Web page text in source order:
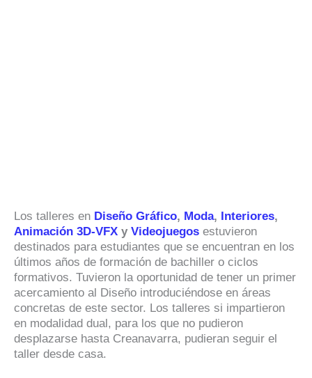
Los talleres en Diseño Gráfico, Moda, Interiores,
Animación 3D-VFX y Videojuegos estuvieron
destinados para estudiantes que se encuentran en los
últimos años de formación de bachiller o ciclos
formativos. Tuvieron la oportunidad de tener un primer
acercamiento al Diseño introduciéndose en áreas
concretas de este sector. Los talleres si impartieron
en modalidad dual, para los que no pudieron
desplazarse hasta Creanavarra, pudieran seguir el
taller desde casa.